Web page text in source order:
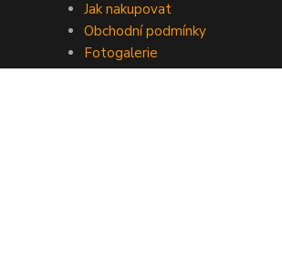
Jak nakupovat
Obchodní podmínky
Fotogalerie
Kontakty